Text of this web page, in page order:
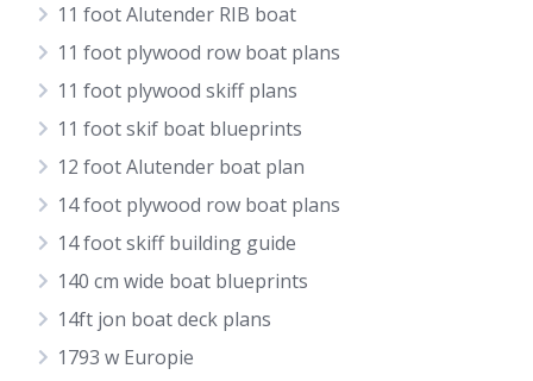
11 foot Alutender RIB boat
11 foot plywood row boat plans
11 foot plywood skiff plans
11 foot skif boat blueprints
12 foot Alutender boat plan
14 foot plywood row boat plans
14 foot skiff building guide
140 cm wide boat blueprints
14ft jon boat deck plans
1793 w Europie